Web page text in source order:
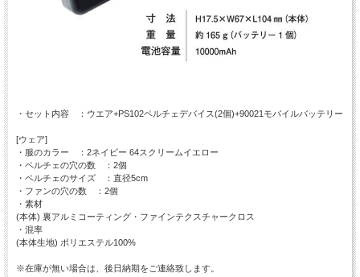
・セット内容 ：ウエア+PS102ペルチェデバイス(2個)+90021モバイルバッテリー
[ウェア]
・服のカラー ：2ネイビー 64スクリームイエロー
・ペルチェの穴の数 ：2個
・ペルチェのサイズ ：直径5cm
・ファンの穴の数 ：2個
・素材
(本体) 裏アルミコーティング・ファインテクスチャークロス
・混率
(本体生地) ポリエステル100%
※在庫が無い場合は、後日納期をご連絡致します。